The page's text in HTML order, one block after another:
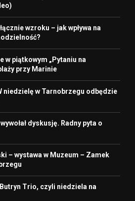
wzroku – jak wpływa na
piątkowym „Pytaniu na
przy Marinie
niedzielę w Tarnobrzegu odbędzie
dyskusję. Radny pyta o
– wystawa w Muzeum – Zamek
Trio, czyli niedziela na